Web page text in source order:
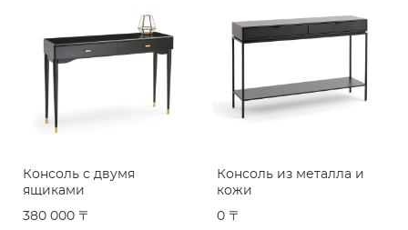
Консоль с двумя
ящиками
380 000 〒
Консоль из металла и
кожи
0 〒